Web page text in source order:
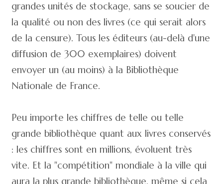
grandes unités de stockage, sans se soucier de
la qualité ou non des livres (ce qui serait alors
de la censure). Tous les éditeurs (au-delà d'une
diffusion de 300 exemplaires) doivent
envoyer un (au moins) à la Bibliothèque
Nationale de France.
Peu importe les chiffres de telle ou telle
grande bibliothèque quant aux livres conservés
: les chiffres sont en millions, évoluent très
vite. Et la "compétition" mondiale à la ville qui
aura la plus grande bibliothèque, même si cela